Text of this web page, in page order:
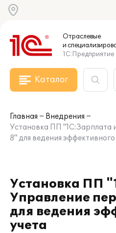
Отраслевые
и
1С:Предприятие
Каталог
Главная
Внедрения
Установка ПП "1С:Зарплата
8" для ведения эффективного
Установка ПП
Управление
для ведения
учета